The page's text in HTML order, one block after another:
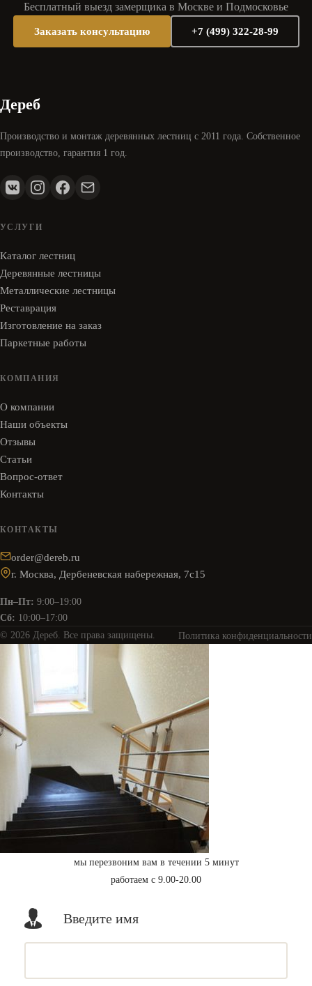
Бесплатный выезд замерщика в Москве и Подмосковье
Заказать консультацию +7 (499) 322-28-99
Дереб
Производство и монтаж деревянных лестниц с 2011 года. Собственное
производство, гарантия 1 год.
УСЛУГИ
Каталог лестниц
Деревянные лестницы
Металлические лестницы
Реставрация
Изготовление на заказ
Паркетные работы
КОМПАНИЯ
О компании
Наши объекты
Отзывы
Статьи
Вопрос-ответ
Контакты
КОНТАКТЫ
order@dereb.ru
г. Москва, Дербеневская набережная, 7с15
Пн–Пт: 9:00–19:00
Сб: 10:00–17:00
© 2026 Дереб. Все права защищены.
Политика конфиденциальности
мы перезвоним вам в течении 5 минут
работаем с 9.00-20.00
Введите имя